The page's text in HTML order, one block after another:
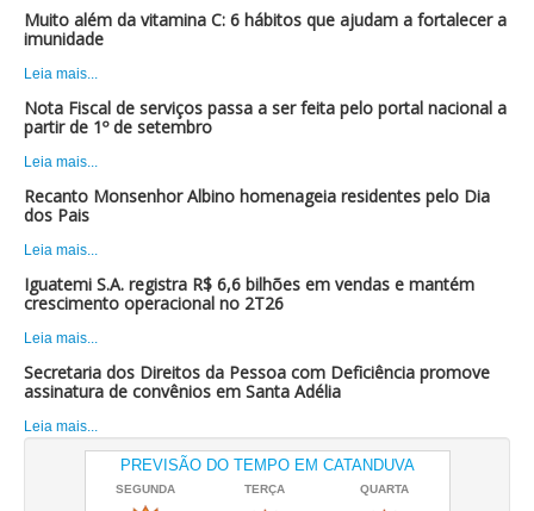
Muito além da vitamina C: 6 hábitos que ajudam a fortalecer a
imunidade
Leia mais...
Nota Fiscal de serviços passa a ser feita pelo portal nacional a
partir de 1º de setembro
Leia mais...
Recanto Monsenhor Albino homenageia residentes pelo Dia
dos Pais
Leia mais...
Iguatemi S.A. registra R$ 6,6 bilhões em vendas e mantém
crescimento operacional no 2T26
Leia mais...
Secretaria dos Direitos da Pessoa com Deficiência promove
assinatura de convênios em Santa Adélia
Leia mais...